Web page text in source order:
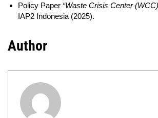
Policy Paper “Waste Crisis Center
IAP2 Indonesia (2025).
Author